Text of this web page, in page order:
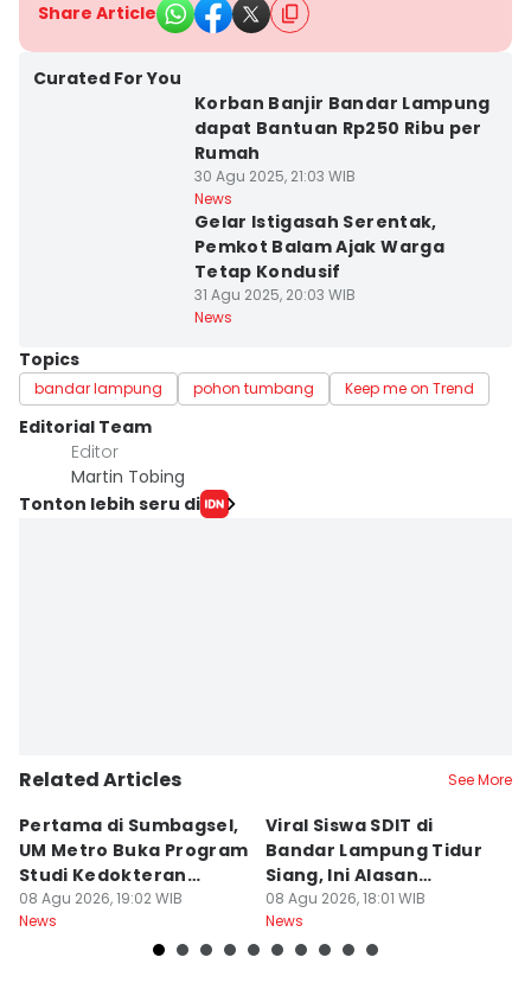
Share Article
Curated For You
Korban Banjir Bandar Lampung
dapat Bantuan Rp250 Ribu per
Rumah
30 Agu 2025, 21:03 WIB
News
Gelar Istigasah Serentak,
Pemkot Balam Ajak Warga
Tetap Kondusif
31 Agu 2025, 20:03 WIB
News
Topics
bandar lampung pohon tumbang Keep me on Trend
Editorial Team
Editor
Martin Tobing
Tonton lebih seru di
Related Articles See More
Pertama di Sumbagsel,
UM Metro Buka Program
Studi Kedokteran
Hewan
08 Agu 2026, 19:02 WIB
News
Viral Siswa SDIT di
Bandar Lampung Tidur
Siang, Ini Alasan
Sekolah
08 Agu 2026, 18:01 WIB
News